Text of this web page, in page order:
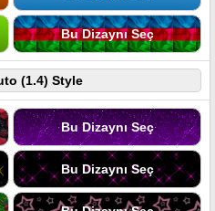
Bu Dizaynı Seç
(1.4) Style
Bu Dizaynı Seç
Bu Dizaynı Seç